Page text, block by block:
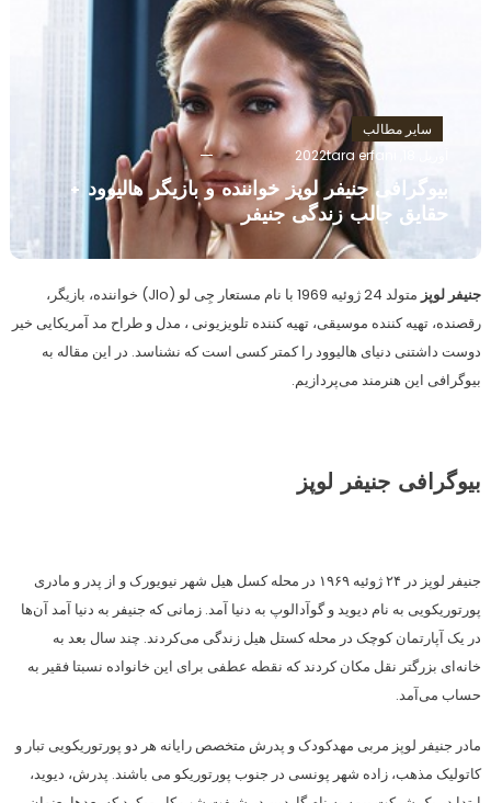
سایر مطالب
tara erfani
بیوگرافی جنیفر لوپز خواننده و بازیگر هالیوود +
حقایق جالب زندگی جنیفر
جنیفر لوپز
متولد 24 ژوئیه 1969 با نام مستعار جِی لو (Jlo) خواننده، بازیگر،
رقصنده، تهیه کننده موسیقی، تهیه کننده تلویزیونی ، مدل و طراح مد آمریکایی خیر
دوست داشتنی دنیای هالیوود را کمتر کسی است که نشناسد. در این مقاله به
بیوگرافی این هنرمند می‌پردازیم.
بیوگرافی جنیفر لوپز
جنیفر لوپز در ۲۴ ژوئیه ۱۹۶۹ در محله کسل هیل شهر نیویورک و از پدر و مادری
پورتوریکویی به نام دیوید و گوآدالوپ به دنیا آمد. زمانی که جنیفر به دنیا آمد آن‌ها
در یک آپارتمان کوچک در محله کستل هیل زندگی می‌کردند. چند سال بعد به
خانه‌ای بزرگتر نقل مکان کردند که نقطه عطفی برای این خانواده نسبتا فقیر به
حساب می‌آمد.
مادر جنیفر لوپز مربی مهدکودک و پدرش متخصص رایانه هر دو پورتوریکویی تبار و
کاتولیک مذهب، زاده شهر پونسی در جنوب پورتوریکو می باشند. پدرش، دیوید،